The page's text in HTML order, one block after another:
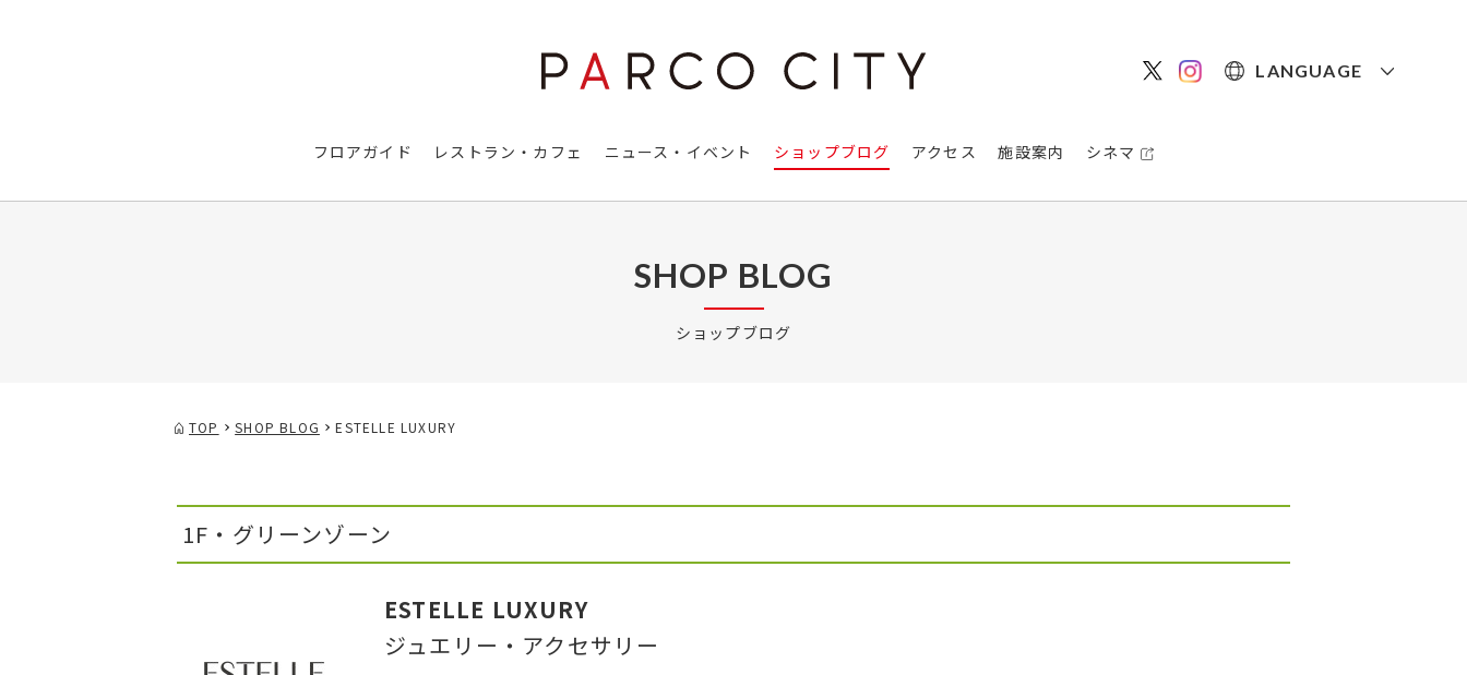
LANGUAGE
フロアガイド レストラン・カフェ ニュース・イベント ショップブログ アクセス 施設案内 シネマ
SHOP BLOG
ショップブログ
TOP SHOP BLOG ESTELLE LUXURY
1F・グリーンゾーン
ESTELLE LUXURY
ジュエリー・アクセサリー